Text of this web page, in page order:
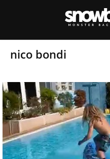
nico bondi